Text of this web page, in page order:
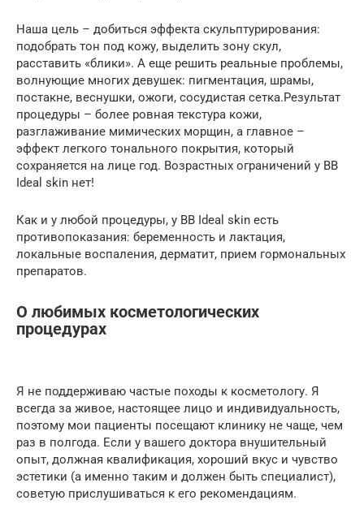
Наша цель – добиться эффекта скульптурирования:
подобрать тон под кожу, выделить зону скул,
расставить «блики». А еще решить реальные проблемы,
волнующие многих девушек: пигментация, шрамы,
постакне, веснушки, ожоги, сосудистая сетка.Результат
процедуры – более ровная текстура кожи,
разглаживание мимических морщин, а главное –
эффект легкого тонального покрытия, который
сохраняется на лице год. Возрастных ограничений у BB
Ideal skin нет!
Как и у любой процедуры, у BB Ideal skin есть
противопоказания: беременность и лактация,
локальные воспаления, дерматит, прием гормональных
препаратов.
О любимых косметологических
процедурах
Я не поддерживаю частые походы к косметологу. Я
всегда за живое, настоящее лицо и индивидуальность,
поэтому мои пациенты посещают клинику не чаще, чем
раз в полгода. Если у вашего доктора внушительный
опыт, должная квалификация, хороший вкус и чувство
эстетики (а именно таким и должен быть специалист),
советую прислушиваться к его рекомендациям.